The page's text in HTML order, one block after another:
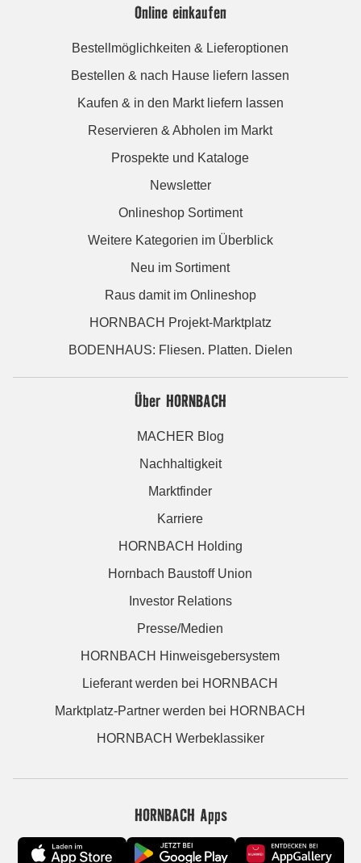
Online einkaufen
Bestellmöglichkeiten & Lieferoptionen
Bestellen & nach Hause liefern lassen
Kaufen & in den Markt liefern lassen
Reservieren & Abholen im Markt
Prospekte und Kataloge
Newsletter
Onlineshop Sortiment
Weitere Kategorien im Überblick
Neu im Sortiment
Raus damit im Onlineshop
HORNBACH Projekt-Marktplatz
BODENHAUS: Fliesen. Platten. Dielen
Über HORNBACH
MACHER Blog
Nachhaltigkeit
Marktfinder
Karriere
HORNBACH Holding
Hornbach Baustoff Union
Investor Relations
Presse/Medien
HORNBACH Hinweisgebersystem
Lieferant werden bei HORNBACH
Marktplatz-Partner werden bei HORNBACH
HORNBACH Werbeklassiker
HORNBACH Apps